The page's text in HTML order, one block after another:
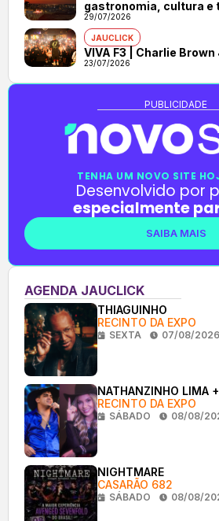
gastronomia, cultura e
29/07/2026
JAUCLICK
VIVA F3 | Charlie
23/07/2026
PUBLICIDADE
TENHA UM NOVO SITE
Desenvolvido por
especialmente
SAIBA MAIS
AGENDA JAUCLICK
THIAGUINHO
RECINTO DA EXPO
SEXTA 07/08/
NATHANZINHO LIMA
RECINTO DA EXPO
SÁBADO 08/08/
NIGHTMARE
CASARÃO 682
SÁBADO 08/08/